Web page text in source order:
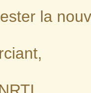
la